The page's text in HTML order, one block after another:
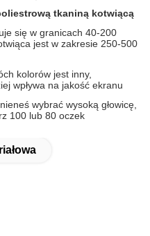
tkaniną kotwiącą
się w granicach 40-200
jest w zakresie 250-500
kolorów jest inny,
wpływa na jakość ekranu
wybrać wysoką głowicę,
100 lub 80 oczek